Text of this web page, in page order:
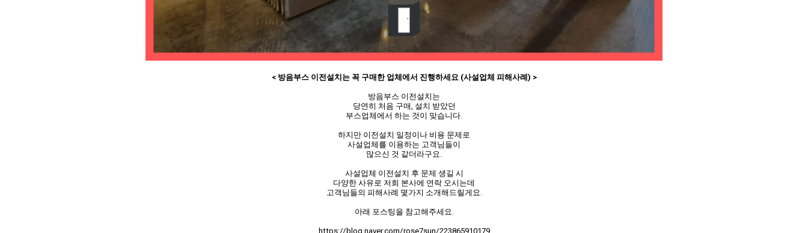
< 방음부스 이전설치는 꼭 구매한 업체에서 진행하세요 (사설업체 피해사례) >
방음부스 이전설치는
당연히 처음 구매, 설치 받았던
부스업체에서 하는 것이 맞습니다.
하지만 이전설치 일정이나 비용 문제로
사설업체를 이용하는 고객님들이
많으신 것 같더라구요.
사설업체 이전설치 후 문제 생길 시
다양한 사유로 저희 본사에 연락 오시는데
고객님들의 피해사례 몇가지 소개해드릴게요.
아래 포스팅을 참고해주세요.
https://blog.naver.com/rose7sun/223865910179